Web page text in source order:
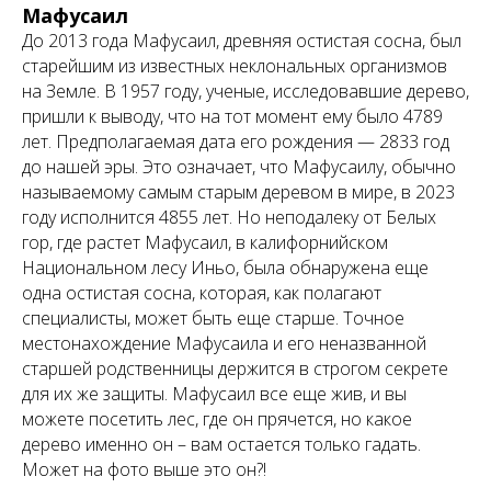
Мафусаил
До 2013 года Мафусаил, древняя остистая сосна, был
старейшим из известных неклональных организмов
на Земле. В 1957 году, ученые, исследовавшие дерево,
пришли к выводу, что на тот момент ему было 4789
лет. Предполагаемая дата его рождения — 2833 год
до нашей эры. Это означает, что Мафусаилу, обычно
называемому самым старым деревом в мире, в 2023
году исполнится 4855 лет. Но неподалеку от Белых
гор, где растет Мафусаил, в калифорнийском
Национальном лесу Иньо, была обнаружена еще
одна остистая сосна, которая, как полагают
специалисты, может быть еще старше. Точное
местонахождение Мафусаила и его неназванной
старшей родственницы держится в строгом секрете
для их же защиты. Мафусаил все еще жив, и вы
можете посетить лес, где он прячется, но какое
дерево именно он – вам остается только гадать.
Может на фото выше это он?!